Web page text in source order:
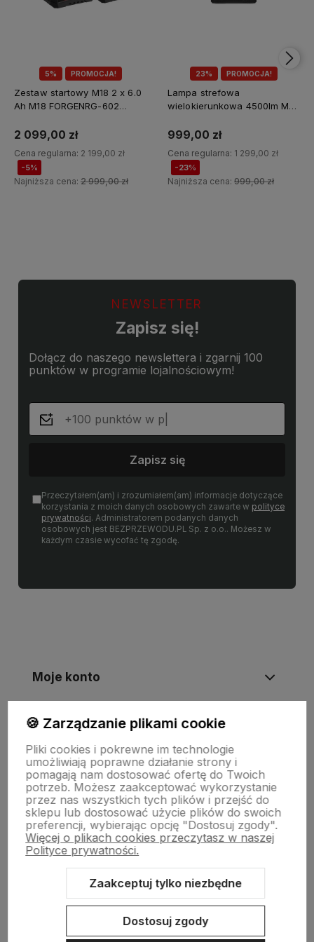
5% PROMOCJA!
Zestaw startowy M18 2 x 6.0
Ah M18 FORGENRG-602
2 099,00 zł
Cena regularna: 2 199,00 zł
-5%
Najniższa cena: 2 999,00 zł
23% PROMOCJA!
Lampa strefowa
wielokierunkowa 4500lm M18
999,00 zł
Cena regularna: 1 299,00 zł
-23%
Najniższa cena: 999,00 zł
NEWSLETTER
Zapisz się!
Dołącz do naszego newslettera i zgarnij 100
punktów w programie lojalnościowym!
Zapisz się
Przeczytałem(am) i zrozumiałem(am) informacje dotyczące
korzystania z moich danych osobowych zawarte w polityce
prywatności. Administratorem podanych danych
osobowych jest BEZPRZEWODU.PL Sp. z o.o.. Możesz w
każdym czasie wycofać tę zgodę.
Moje konto
Informacje
Płatności i zwroty
Wsparcie
🍪 Zarządzanie plikami cookie
Pliki cookies i pokrewne im technologie
umożliwiają poprawne działanie strony i
pomagają nam dostosować ofertę do Twoich
potrzeb. Możesz zaakceptować wykorzystanie
przez nas wszystkich tych plików i przejść do
sklepu lub dostosować użycie plików do swoich
preferencji, wybierając opcję "Dostosuj zgody".
Więcej o plikach cookies przeczytasz w naszej
Polityce prywatności.
Zaakceptuj tylko niezbędne
Dostosuj zgody